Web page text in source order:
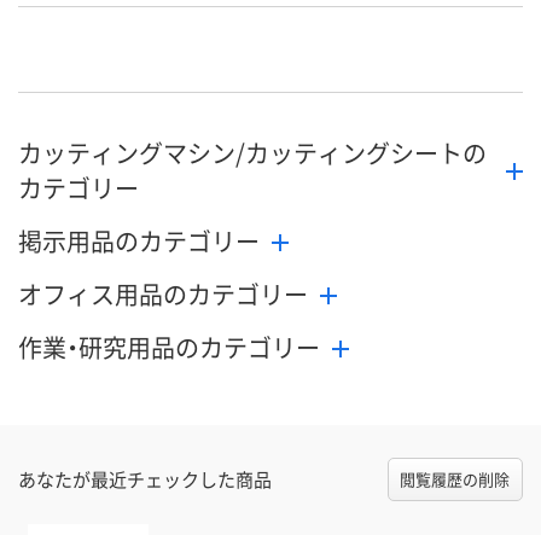
カッティングマシン/カッティングシートの
カテゴリー
掲示用品のカテゴリー
オフィス用品のカテゴリー
作業・研究用品のカテゴリー
あなたが最近チェックした商品 閲覧履歴の削除